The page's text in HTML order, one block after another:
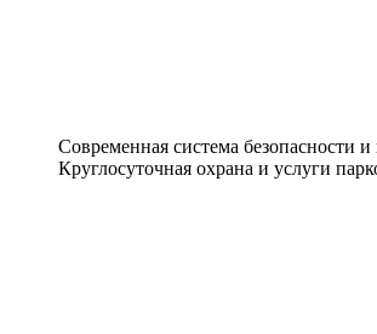
Современная система безопасности и
Круглосуточная охрана и услуги